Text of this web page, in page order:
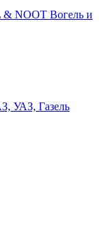
& NOOT Вогель и
УАЗ, Газель